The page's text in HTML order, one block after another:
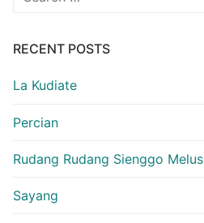
RECENT POSTS
La Kudiate
Percian
Rudang Rudang Sienggo Melus
Sayang